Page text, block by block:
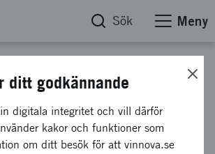
Sök Meny
för klimatkrav
ditt godkännande
digitala integritet och vill därför
kakor och funktioner som
om ditt besök för att vinnova.se